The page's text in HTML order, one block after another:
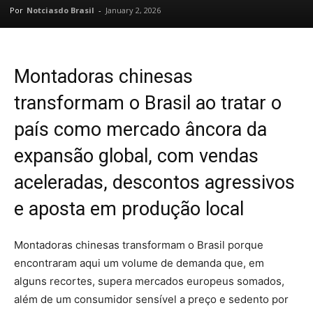
Por Notciasdo Brasil - January 2, 2026
Montadoras chinesas
transformam o Brasil ao tratar o
país como mercado âncora da
expansão global, com vendas
aceleradas, descontos agressivos
e aposta em produção local
Montadoras chinesas transformam o Brasil porque
encontraram aqui um volume de demanda que, em
alguns recortes, supera mercados europeus somados,
além de um consumidor sensível a preço e sedento por